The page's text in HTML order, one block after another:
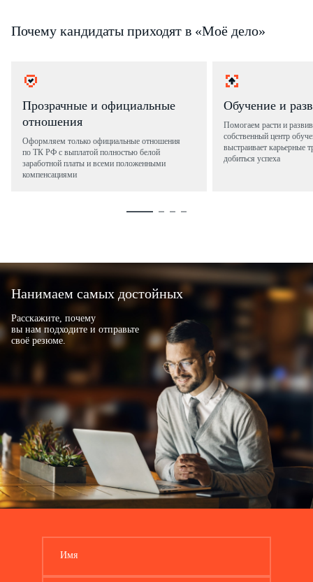
Почему кандидаты приходят в «Моё дело»
Прозрачные и официальные
отношения
Оформляем только официальные отношения
по ТК РФ с выплатой полностью белой
заработной платы и всеми положенными
компенсациями
Обучение и
Помогаем расти и
собственный центр
выстраивает карьерные
добиться успеха
Нанимаем самых достойных
Расскажите, почему
вы нам подходите и отправьте
своё резюме.
Имя